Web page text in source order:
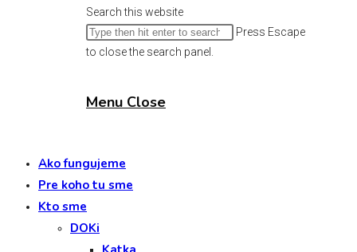
Search this website
Press Escape
to close the search panel.
Menu Close
Ako fungujeme
Pre koho tu sme
Kto sme
DOKi